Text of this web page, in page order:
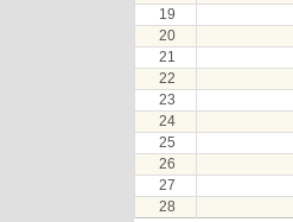
19
20
21
22
23
24
25
26
27
28